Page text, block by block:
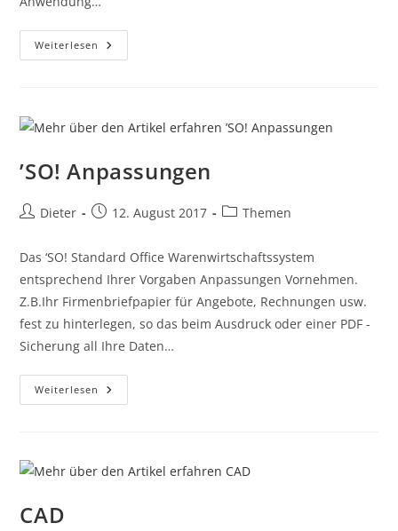
Weiterlesen
’SO! Anpassungen
Dieter 12. August 2017 Themen
Das ‘SO! Standard Office Warenwirtschaftssystem
entsprechend Ihrer Vorgaben Anpassungen Vornehmen.
Z.B.Ihr Firmenbriefpapier für Angebote, Rechnungen usw.
fest zu hinterlegen, so das beim Ausdruck oder einer PDF -
Sicherung all Ihre Daten…
Weiterlesen
CAD